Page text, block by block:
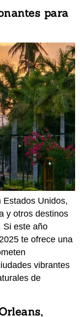
para
Estados Unidos,
y otros destinos
Si este año
te ofrece una
vibrantes
de